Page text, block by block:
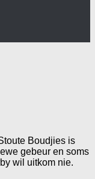
Boudjies is
gebeur en soms
wil uitkom nie.